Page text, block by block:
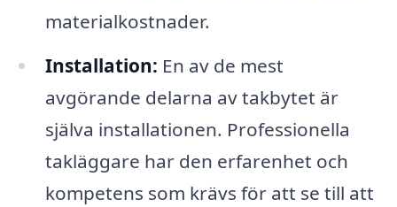
materialkostnader.
Installation: En av de mest
avgörande delarna av takbytet är
själva installationen. Professionella
takläggare har den erfarenhet och
kompetens som krävs för att se till att